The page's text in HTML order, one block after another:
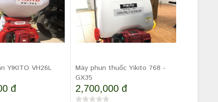
YIKITO VH26L
đ
Máy phun thuốc Yikito 768 -
GX35
2,700,000 đ